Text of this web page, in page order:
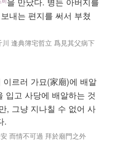
내는 편지를 써서 부쳤
逢典簿宅哲立 爲見其父病下
이르러 가묘(家廟)에 배알
입고 사당에 배알하는 것
, 그냥 지나칠 수 없어 사
.
而情不可過 拜於廟門之外